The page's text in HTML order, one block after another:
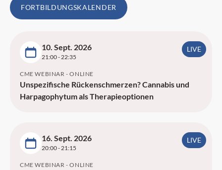
FORTBILDUNGSKALENDER
LIVE
10. Sept. 2026
21:00- 22:35
CME WEBINAR - ONLINE
Unspezifische Rückenschmerzen? Cannabis und
Harpagophytum als Therapieoptionen
LIVE
16. Sept. 2026
20:00- 21:15
CME WEBINAR - ONLINE